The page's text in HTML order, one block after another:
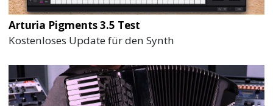
Arturia Pigments 3.5 Test
Kostenloses Update für den Synth